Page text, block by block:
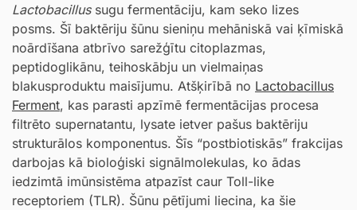
Lactobacillussugu fermentāciju, kam seko lizes
posms. Šī baktēriju šūnu sieniņu mehāniskā vai ķīmiskā
noārdīšana atbrīvo sarežģītu citoplazmas,
peptidoglikānu, teihoskābju un vielmaiņas
blakusproduktu maisījumu. Atšķirībā no Lactobacillus
Ferment, kas parasti apzīmē fermentācijas procesa
filtrēto supernatantu, lysate ietver pašus baktēriju
strukturālos komponentus. Šīs “postbiotiskās” frakcijas
darbojas kā bioloģiski signālmolekulas, ko ādas
iedzimtā imūnsistēma atpazīst caur Toll-like
receptoriem (TLR). Šūnu pētījumi liecina, ka šie